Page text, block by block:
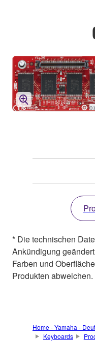
* Die technischen
Ankündigung
Farben und
Produkten abweichen.
Home - Yamaha -
Keyboards